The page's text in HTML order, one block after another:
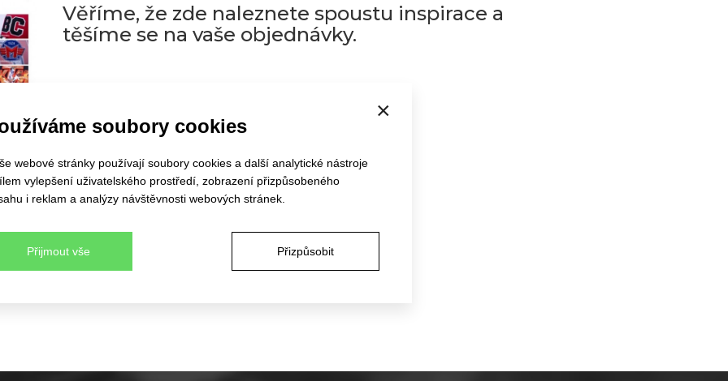
×
soubory cookies
webové stránky používají soubory cookies a další analytické nástroje
vylepšení uživatelského prostředí, zobrazení přizpůsobeného
i reklam a analýzy návštěvnosti webových stránek.
Přijmout vše Přizpůsobit
Věříme, že zde naleznete spoustu inspirace a
těšíme se na vaše objednávky.